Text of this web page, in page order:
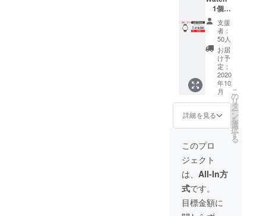
1個
⼀般販
売予定
価格
￥24,00
↓↓↓↓↓
早割
￥5,000
割引
￥19,00
0 ※税込
み、送
料込み
※ダイヤ
ルとベ
ルトを
お選び
下さい
支援
者：
50人
お届
け予
定：
2020
年10
月
詳細を見る
こ
の
リ
タ
ー
ン
を
選
択
す
る
このプロ
ジェクト
は、 All-In方
式です。
目標金額に